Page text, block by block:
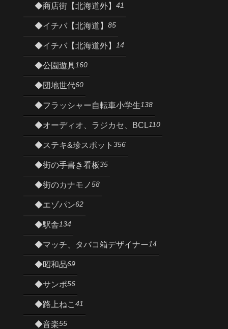
◆商店街【北海道外】 41
◆イチバ【北海道】 85
◆イチバ【北海道外】 14
◆公園遊具160
◆団地世代60
◆フラッシャー自転車小学生138
◆オーディオ、ラジカセ、BCL110
◆ステキ&珍スポット 356
◆街の手書き看板35
◆街のカナモノ58
◆エゾパン62
◆駅舎134
◆マッチ、タバコ箱デザイナー14
◆昭和品69
◆サンポ56
◆路上ねこ 41
◆音楽55